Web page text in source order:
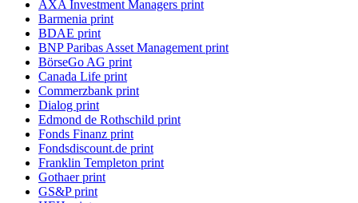
AXA Investment Managers print
Barmenia print
BDAE print
BNP Paribas Asset Management print
BörseGo AG print
Canada Life print
Commerzbank print
Dialog print
Edmond de Rothschild print
Fonds Finanz print
Fondsdiscount.de print
Franklin Templeton print
Gothaer print
GS&P print